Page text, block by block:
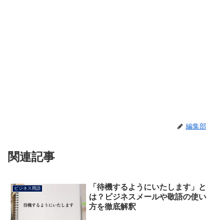
編集部
関連記事
ビジネス用語
「待機するようにいたします」と
は？ビジネスメールや敬語の使い
方を徹底解釈